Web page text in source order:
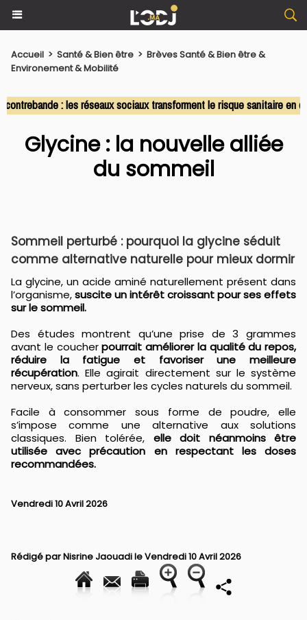
Accueil > Santé & Bien être > Brèves Santé & Bien être &
Environement & Mobilité
: les réseaux sociaux transforment le risque sanitaire en
Glycine : la nouvelle alliée
du sommeil
Sommeil perturbé : pourquoi la glycine séduit
comme alternative naturelle pour mieux dormir
La glycine, un acide aminé naturellement présent dans
l’organisme,suscite un intérêt croissant pour ses effets
sur le sommeil.
Des études montrent qu’une prise de 3 grammes
avant le coucherpourrait améliorer la qualité du repos,
réduire la fatigue et favoriser une meilleure
récupération. Elle agirait directement sur le système
nerveux, sans perturber les cycles naturels du sommeil.
Facile à consommer sous forme de poudre, elle
s’impose comme une alternative aux solutions
classiques. Bien tolérée, elle doit néanmoins être
utilisée avec précaution en respectant les doses
recommandées.
Vendredi 10 Avril 2026
Rédigé parNisrine Jaouadile Vendredi 10 Avril 2026